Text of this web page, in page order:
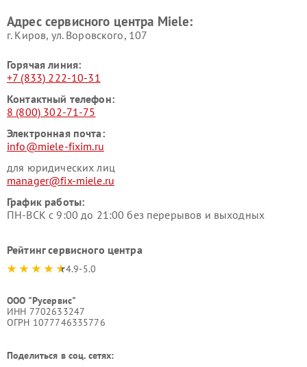
Miele
пылесосов Miele
Адрес сервисного центра Miele:
г. Киров, ул. Воровского, 107
Горячая линия:
+7 (833) 222-10-31
Контактный телефон:
8 (800) 302-71-75
Электронная почта:
info@miele-fixim.ru
для юридических лиц
manager@fix-miele.ru
График работы:
ПН-ВСК с 9:00 до 21:00 без перерывов и выходных
Рейтинг сервисного центра
4.9-5.0
ООО "Русервис"
ИНН 7702633247
ОГРН 1077746335776
Поделиться в соц. сетях: